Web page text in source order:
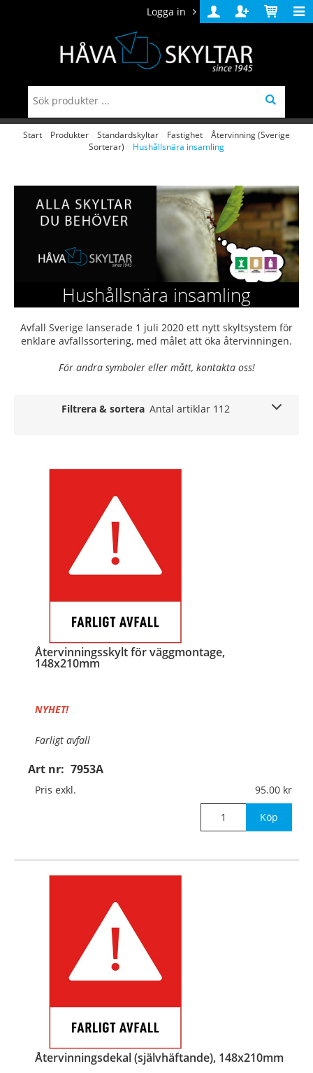
Logga in
Logga
in
Skapa
konto
Varukorg
Start Produkter Standardskyltar Fastighet
Återvinning (Sverige
Sorterar)
Hushållsnära insamling
Hushållsnära insamling
Avfall Sverige lanserade 1 juli 2020 ett nytt skyltsystem för
enklare avfallssortering, med målet att öka återvinningen.
För andra symboler eller mått, kontakta oss!
Filtrera & sortera Antal artiklar 112
Återvinningsskylt för väggmontage,
148x210mm
Art nr: 7953A
NYHET!
Farligt avfall
Material:Aluminium, 0,7mm (väggmontage)
Pris exkl. 95.00
Köp
Återvinningsdekal (självhäftande), 148x210mm